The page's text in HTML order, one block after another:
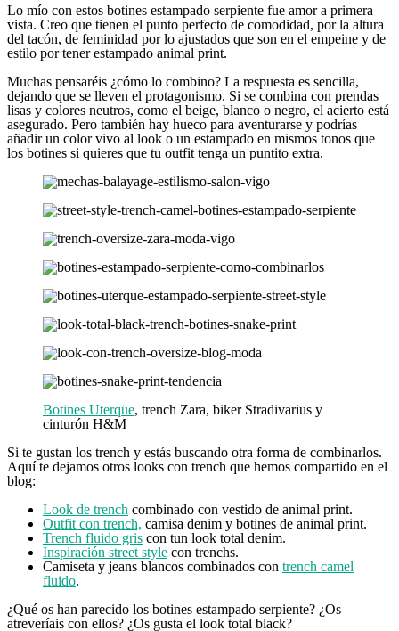
Serpiente
Lo mío con estos botines estampado serpiente fue amor a primera
vista. Creo que tienen el punto perfecto de comodidad, por la altura
del tacón, de feminidad por lo ajustados que son en el empeine y de
estilo por tener estampado animal print.
Muchas pensaréis ¿cómo lo combino? La respuesta es sencilla,
dejando que se lleven el protagonismo. Si se combina con prendas
lisas y colores neutros, como el beige, blanco o negro, el acierto está
asegurado. Pero también hay hueco para aventurarse y podrías
añadir un color vivo al look o un estampado en mismos tonos que
los botines si quieres que tu outfit tenga un puntito extra.
Botines Uterqüe, trench Zara, biker Stradivarius y
cinturón H&M
Si te gustan los trench y estás buscando otra forma de combinarlos.
Aquí te dejamos otros looks con trench que hemos compartido en el
blog:
Look de trench combinado con vestido de animal print.
Outfit con trench, camisa denim y botines de animal print.
Trench fluido gris con tun look total denim.
Inspiración street style con trenchs.
Camiseta y jeans blancos combinados con trench camel
fluido.
¿Qué os han parecido los botines estampado serpiente? ¿Os
atreveríais con ellos? ¿Os gusta el look total black?